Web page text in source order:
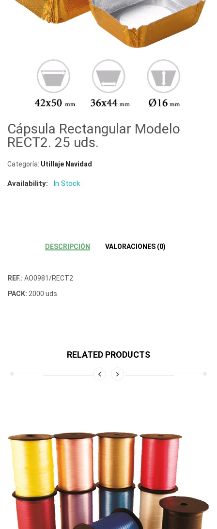
Cápsula Rectangular Modelo
RECT2. 25 uds.
Categoría: Utillaje Navidad
Availability: In Stock
DESCRIPCIÓN VALORACIONES (0)
REF.: AO0981/RECT2
PACK: 2000 uds.
RELATED PRODUCTS